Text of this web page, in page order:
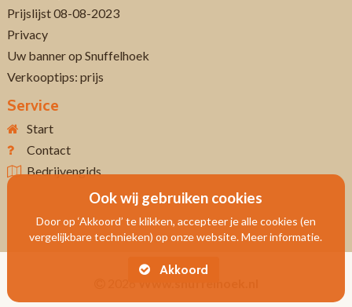
Prijslijst 08-08-2023
Privacy
Uw banner op Snuffelhoek
Verkooptips: prijs
Service
Start
Contact
Bedrijvengids
Ook wij gebruiken cookies
Door op ‘Akkoord’ te klikken, accepteer je alle cookies (en
vergelijkbare technieken) op onze website. Meer informatie.
Akkoord